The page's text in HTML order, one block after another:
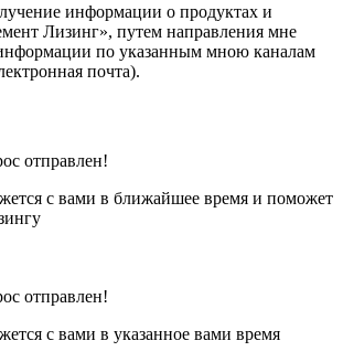
информации о продуктах и
Лизинг», путем направления мне
по указанным мною каналам
почта).
отправлен!
с вами в ближайшее время и поможет
отправлен!
с вами в указанное вами время